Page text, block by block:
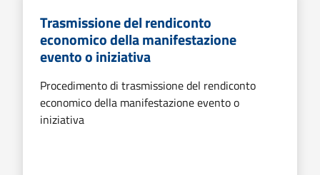
Trasmissione del rendiconto
economico della manifestazione
evento o iniziativa
Procedimento di trasmissione del rendiconto
economico della manifestazione evento o
iniziativa